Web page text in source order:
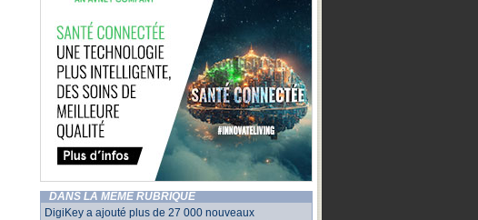
DANS LA MÊME RUBRIQUE
DigiKey a ajouté plus de 27 000 nouveaux